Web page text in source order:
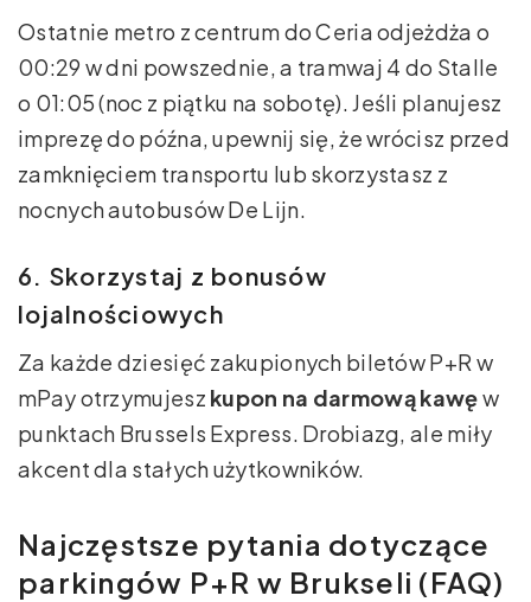
Ostatnie metro z centrum do Ceria odjeżdża o
00:29 w dni powszednie, a tramwaj 4 do Stalle
o 01:05 (noc z piątku na sobotę). Jeśli planujesz
imprezę do późna, upewnij się, że wrócisz przed
zamknięciem transportu lub skorzystasz z
nocnych autobusów De Lijn.
6. Skorzystaj z bonusów
lojalnościowych
Za każde dziesięć zakupionych biletów P+R w
mPay otrzymujesz kupon na darmową kawęw
punktach Brussels Express. Drobiazg, ale miły
akcent dla stałych użytkowników.
Najczęstsze pytania dotyczące
parkingów P+R w Brukseli (FAQ)